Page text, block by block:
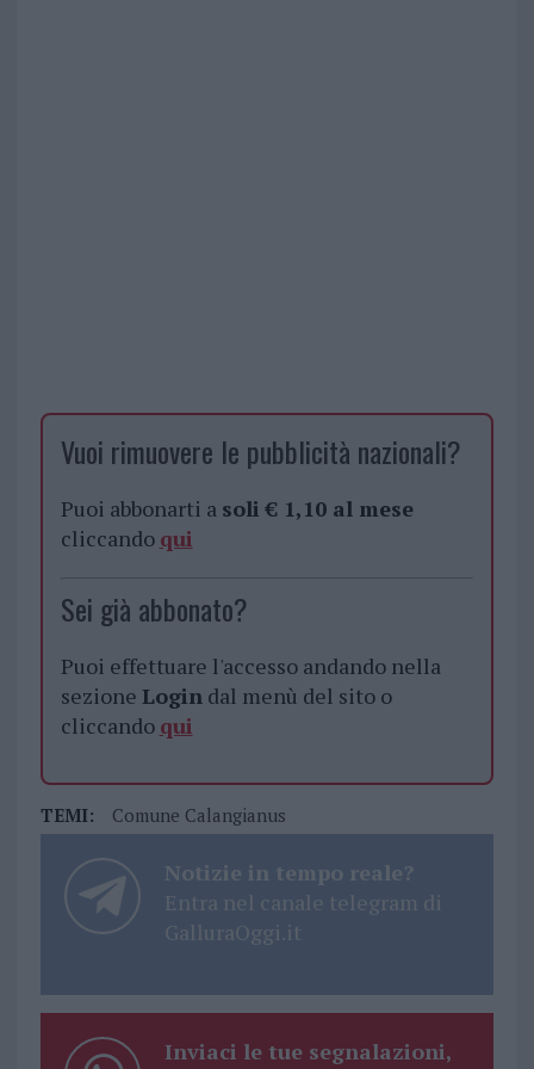
Vuoi rimuovere le pubblicità nazionali?
Puoi abbonarti a soli € 1,10 al mese
cliccando qui
Sei già abbonato?
Puoi effettuare l'accesso andando nella
sezione Logindal menù del sito o
cliccando qui
TEMI: Comune Calangianus
Notizie in tempo reale?
Entra nel canale telegram di
GalluraOggi.it
Inviaci le tue segnalazioni,